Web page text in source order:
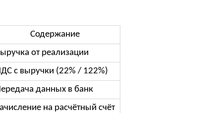
Содержание
от реализации
с выручки (22% / 122%)
данных в банк
на расчётный счёт